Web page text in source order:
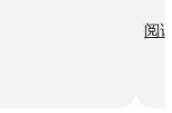
阅